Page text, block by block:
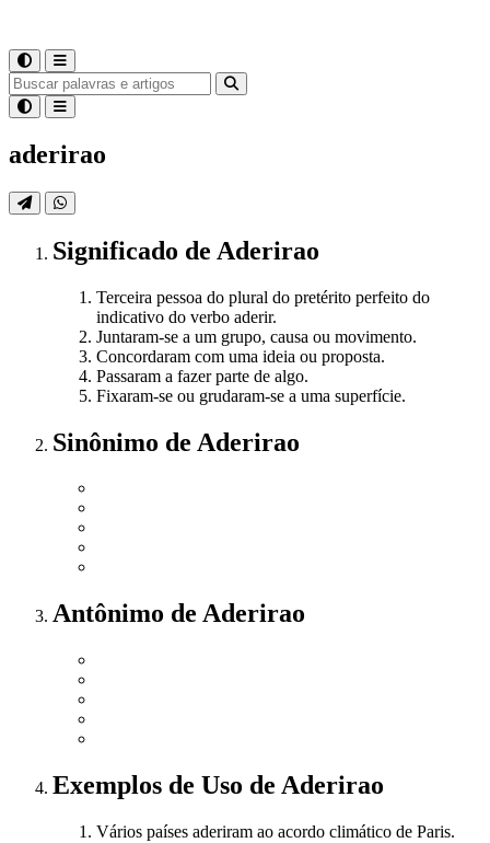
aderirao
Significado de Aderirao
Terceira pessoa do plural do pretérito perfeito do
indicativo do verbo aderir.
Juntaram-se a um grupo, causa ou movimento.
Concordaram com uma ideia ou proposta.
Passaram a fazer parte de algo.
Fixaram-se ou grudaram-se a uma superfície.
Sinônimo de Aderirao
Antônimo de Aderirao
Exemplos de Uso de Aderirao
Vários países aderiram ao acordo climático de Paris.